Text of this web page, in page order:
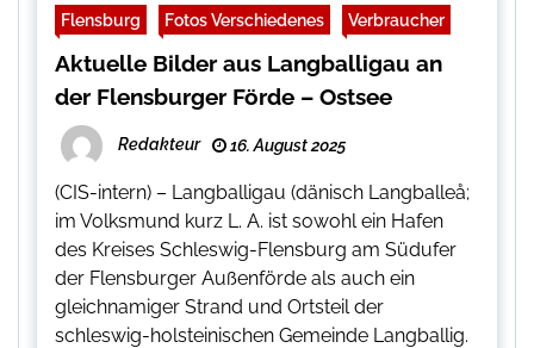
Flensburg Fotos Verschiedenes Verbraucher
Aktuelle Bilder aus Langballigau an
der Flensburger Förde – Ostsee
Redakteur 16. August 2025
(CIS-intern) – Langballigau (dänisch Langballeå;
im Volksmund kurz L. A. ist sowohl ein Hafen
des Kreises Schleswig-Flensburg am Südufer
der Flensburger Außenförde als auch ein
gleichnamiger Strand und Ortsteil der
schleswig-holsteinischen Gemeinde Langballig.